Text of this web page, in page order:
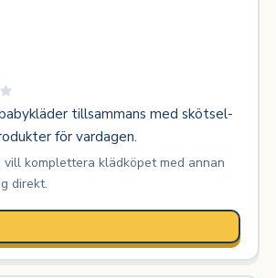
tillsammans med skötsel-
för vardagen.
komplettera klädköpet med annan
direkt.